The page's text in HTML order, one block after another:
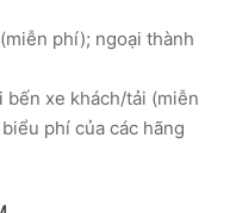
phí); ngoại thành
bến xe khách/tải (miễn
phí của các hãng